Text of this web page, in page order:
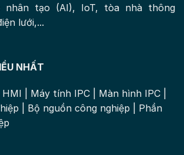
nhân tạo (AI), IoT, tòa nhà thông
lưới,...
NHẤT
HMI Máy tính IPC Màn hình IPC
Bộ nguồn công nghiệp
Phần